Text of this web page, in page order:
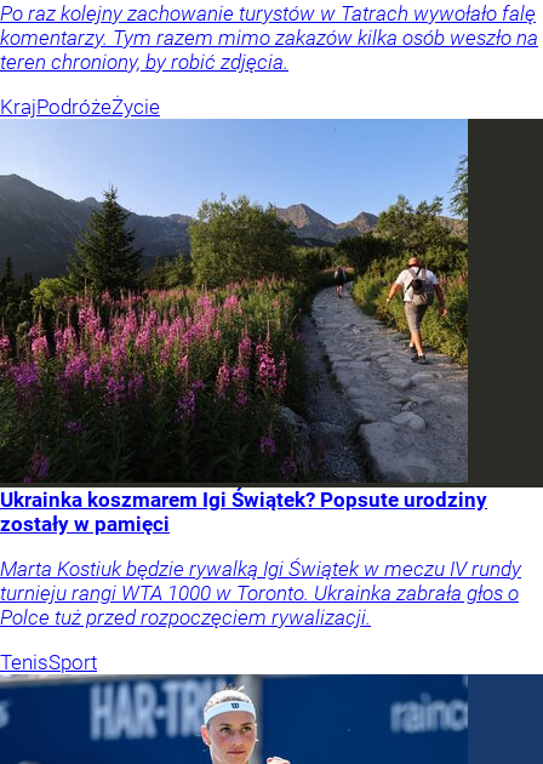
Po raz kolejny zachowanie turystów w Tatrach wywołało falę
komentarzy. Tym razem mimo zakazów kilka osób weszło na
teren chroniony, by robić zdjęcia.
KrajPodróżeŻycie
Ukrainka koszmarem Igi Świątek? Popsute urodziny
zostały w pamięci
Marta Kostiuk będzie rywalką Igi Świątek w meczu IV rundy
turnieju rangi WTA 1000 w Toronto. Ukrainka zabrała głos o
Polce tuż przed rozpoczęciem rywalizacji.
TenisSport